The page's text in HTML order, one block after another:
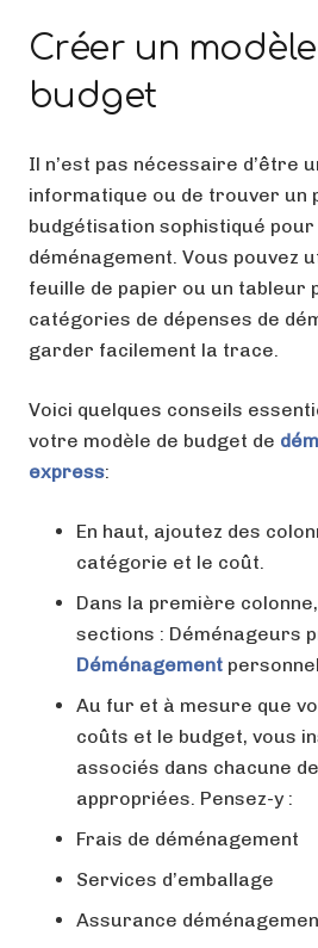
Créer un
budget
Il n’est pas nécessaire d’être
informatique ou de trouver un
budgétisation sophistiqué
déménagement. Vous pouvez
feuille de papier ou un tableur
catégories de dépenses de
garder facilement la trace.
Voici quelques conseils
votre modèle de budget de
express:
En haut, ajoutez des
catégorie et le coût.
Dans la première
sections : Déménageurs
Déménagement
Au fur et à mesure que
coûts et le budget, vous
associés dans chacune
appropriées. Pensez-y :
Frais de déménagement
Services d’emballage
Assurance